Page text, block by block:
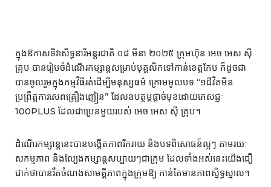
ក្នុងឱកាសទិវាសិទ្ធនារីអន្តរជាតិ ០៨ មីនា ២០២៥ ក្រុមហ៊ុន អេច អេស ស៊ី
គ្រុប បានរៀបចំដំណើរកម្សាន្តសម្រាប់បុគ្គលិកទៅកាន់ខេត្តកែប ក៏ដូចជា
បានចូលរួមក្នុងកម្មវិធីរត់ដើម្បីមនុស្សធម៌ ក្រោមមូលបទ “១ជីវិតមិន
ប្រព្រឹត្តការសេពគ្រឿងញៀន” ដែលឧបត្ថម្ភផ្តាច់មុខដោយភេសជ្ជៈ
100PLUS ដែលជាប្រេនមួយរបស់ អេច អេស ស៊ី គ្រុប។
ដំណើរកម្សាន្ដនេះបានបង្កើតភាពរីករាយ និងបទពិសោធន៍ល្អៗ តាមរយៈ
សកម្មភាព និងល្បែងកម្សាន្ដសប្បាយៗជាក្រុម ដែលទាំងអស់នេះយើងជឿ
ជាក់ថាបានរឹតចំណងសាមគ្គីភាពក្នុងក្រុមឱ្យ កាន់តែមានភាពស្និទ្ធស្នាល។